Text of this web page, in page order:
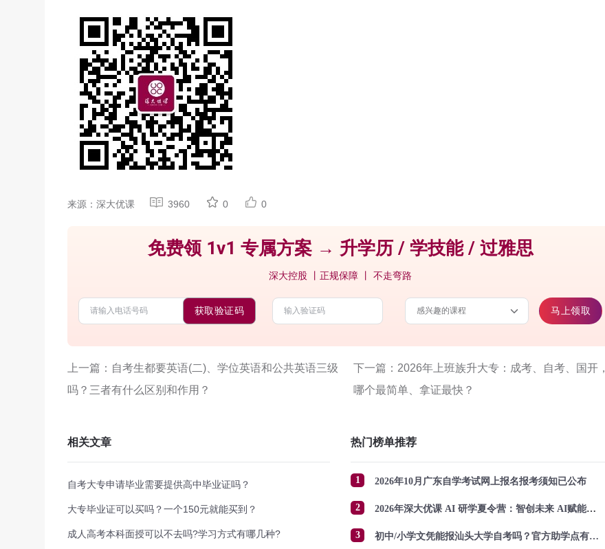
来源：深大优课 3960 0 0
免费领 1v1 专属方案 → 升学历 / 学技能 / 过雅思
深大控股 丨正规保障 丨 不走弯路
获取验证码 马上领取
上一篇：自考生都要英语(二)、学位英语和公共英语三级
吗？三者有什么区别和作用？
下一篇：2026年上班族升大专：成考、自考、国开，
哪个最简单、拿证最快？
相关文章
自考大专申请毕业需要提供高中毕业证吗？
大专毕业证可以买吗？一个150元就能买到？
成人高考本科面授可以不去吗?学习方式有哪几种?
热门榜单推荐
1 2026年10月广东自学考试网上报名报考须知已公布
2 2026年深大优课 AI 研学夏令营：智创未来 AI赋能成长
3 初中/小学文凭能报汕头大学自考吗？官方助学点有哪些？怎么报名？